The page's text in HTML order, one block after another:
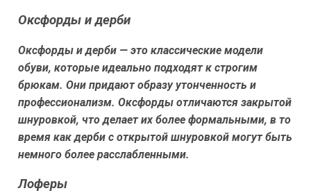
Оксфорды и дерби
Оксфорды и дерби — это классические модели
обуви, которые идеально подходят к строгим
брюкам. Они придают образу утонченность и
профессионализм. Оксфорды отличаются закрытой
шнуровкой, что делает их более формальными, в то
время как дерби с открытой шнуровкой могут быть
немного более расслабленными.
Лоферы